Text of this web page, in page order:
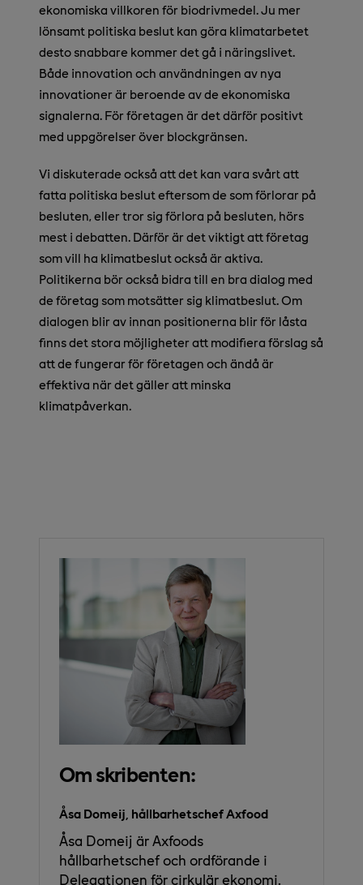
ekonomiska villkoren för biodrivmedel. Ju mer
lönsamt politiska beslut kan göra klimatarbetet
desto snabbare kommer det gå i näringslivet.
Både innovation och användningen av nya
innovationer är beroende av de ekonomiska
signalerna. För företagen är det därför positivt
med uppgörelser över blockgränsen.
Vi diskuterade också att det kan vara svårt att
fatta politiska beslut eftersom de som förlorar på
besluten, eller tror sig förlora på besluten, hörs
mest i debatten. Därför är det viktigt att företag
som vill ha klimatbeslut också är aktiva.
Politikerna bör också bidra till en bra dialog med
de företag som motsätter sig klimatbeslut. Om
dialogen blir av innan positionerna blir för låsta
finns det stora möjligheter att modifiera förslag så
att de fungerar för företagen och ändå är
effektiva när det gäller att minska
klimatpåverkan.
Om skribenten:
Åsa Domeij, hållbarhetschef Axfood
Åsa Domeij är Axfoods
hållbarhetschef och ordförande i
Delegationen för cirkulär ekonomi.